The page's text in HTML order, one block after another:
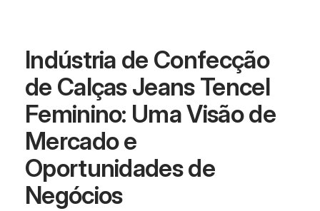
Indústria de Confecção
de Calças Jeans Tencel
Feminino: Uma Visão de
Mercado e
Oportunidades de
Negócios